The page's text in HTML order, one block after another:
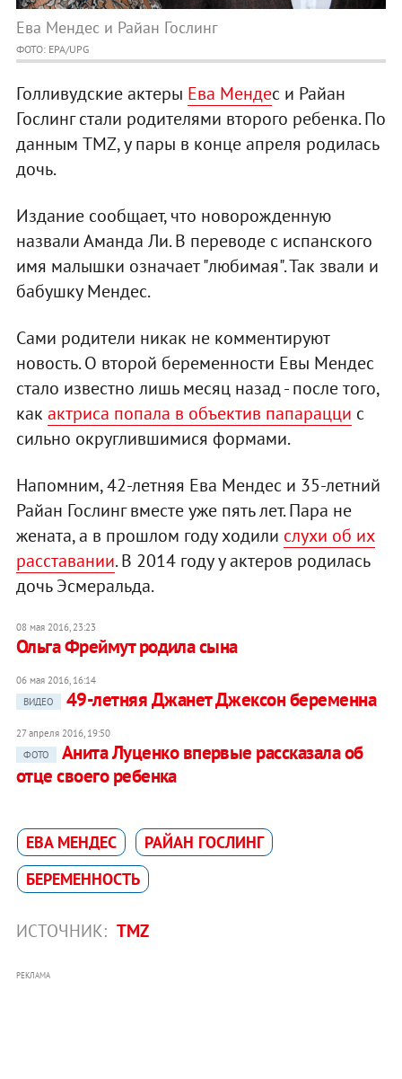
Ева Мендес и Райан Гослинг
ФОТО: EPA/UPG
Голливудские актеры Ева Мендес и Райан
Гослинг стали родителями второго ребенка. По
данным TMZ, у пары в конце апреля родилась
дочь.
Издание сообщает, что новорожденную
назвалиАманда Ли. В переводе с испанского
имя малышки означает "любимая". Так звали и
бабушку Мендес.
Сами родители никак не комментируют
новость. О второй беременности Евы Мендес
стало известно лишь месяц назад - после того,
как актриса попала в объектив папарацци с
сильно округлившимися формами.
Напомним, 42-летняя Ева Мендес и 35-летний
Райан Гослинг вместе уже пять лет. Пара не
жената, а в прошлом году ходили слухи об их
расставании. В 2014 году у актеров родилась
дочь Эсмеральда.
08 мая 2016, 23:23
Ольга Фреймут родила сына
06 мая 2016, 16:14
ВИДЕО
49-летняя Джанет Джексон беременна
27 апреля 2016, 19:50
ФОТО
Анита Луценко впервые рассказала об
отце своего ребенка
ЕВА МЕНДЕС
РАЙАН ГОСЛИНГ
БЕРЕМЕННОСТЬ
ИСТОЧНИК: TMZ
РЕКЛАМА